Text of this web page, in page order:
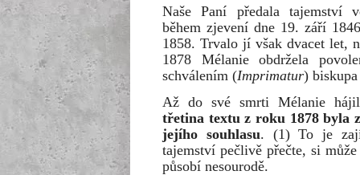
Naše Paní předala tajemství
během zjevení dne 19. září
1858. Trvalo jí však dvacet let,
1878 Mélanie obdržela
schválením (Imprimatur)
Až do své smrti Mélanie
třetina textu z roku 1878 byla
jejího souhlasu. (1) To je
tajemství pečlivě přečte, si
působí nesourodě.